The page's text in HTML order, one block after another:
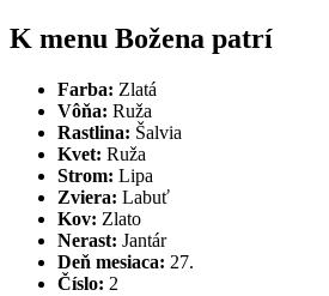
K menu Božena patrí
Farba: Zlatá
Vôňa: Ruža
Rastlina: Šalvia
Kvet: Ruža
Strom: Lipa
Zviera: Labuť
Kov: Zlato
Nerast: Jantár
Deň mesiaca: 27.
Číslo: 2